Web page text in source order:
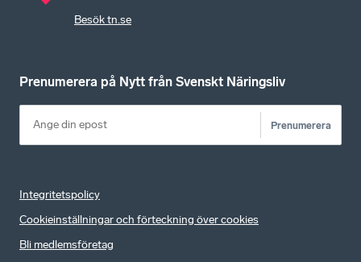
Besök tn.se
Prenumerera på Nytt från Svenskt Näringsliv
Prenumerera
Integritetspolicy
Cookieinställningar och förteckning över cookies
Bli medlemsföretag